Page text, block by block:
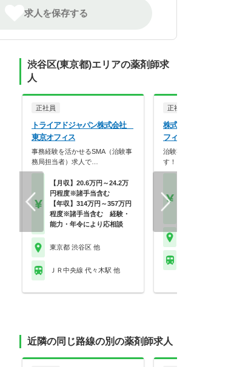
求人を保存する
渋谷区(東京都)エリアの薬剤師求
人
正社員
トライアドジャパン株式会社
東京オフィス
事務経験を活かせるSMA（治験事
務局担当者）求人で…
【月収】20.6万円～24.2万
円程度※諸手当含む
【年収】314万円～357万円
程度※諸手当含む 経験・
能力・年令により応相談
東京都 渋谷区 他
ＪＲ中央線 代々木駅 他
正社員
株式会社アイリサーチ
フィス
治験事務局担当者の募集とな
す！
近隣の同じ路線の別の薬剤師求人